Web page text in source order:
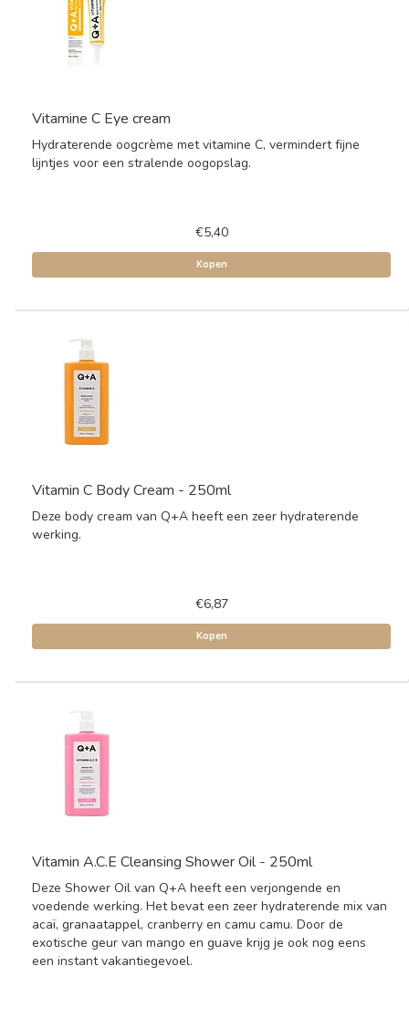
Vitamine C Eye cream
Hydraterende oogcrème met vitamine C, vermindert fijne
lijntjes voor een stralende oogopslag.
€5,40
Kopen
Vitamin C Body Cream - 250ml
Deze body cream van Q+A heeft een zeer hydraterende
werking.
€6,87
Kopen
Vitamin A.C.E Cleansing Shower Oil - 250ml
Deze Shower Oil van Q+A heeft een verjongende en
voedende werking. Het bevat een zeer hydraterende mix van
acaï, granaatappel, cranberry en camu camu. Door de
exotische geur van mango en guave krijg je ook nog eens
een instant vakantiegevoel.